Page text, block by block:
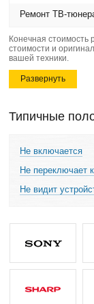
Ремонт ТВ-
Конечная стоимость
стоимости и
вашей техники.
Развернуть
Типичные
Не включается
Не переключает
Не видит